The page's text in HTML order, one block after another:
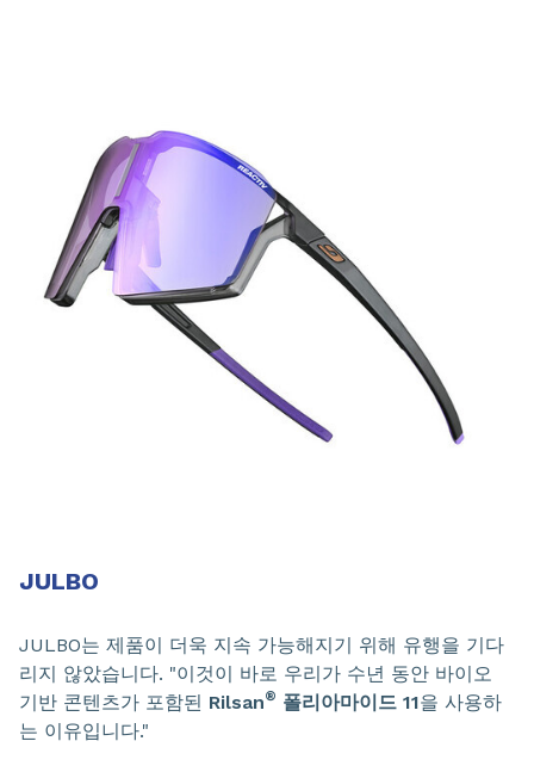
JULBO
JULBO는 제품이 더욱 지속 가능해지기 위해 유행을 기다
리지 않았습니다. "이것이 바로 우리가 수년 동안 바이오
기반 콘텐츠가 포함된 Rilsan® 폴리아마이드 11을 사용하
는 이유입니다."